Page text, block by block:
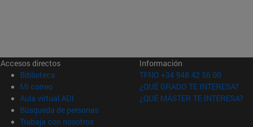
Accesos directos
Biblioteca (abre en nueva ventana)
Mi correo(abre en nueva ventana)
Aula virtual ADI (abre en nueva ventana)
Búsqueda de personas(abre en nueva ventana)
Trabaja con nosotros(abre en nueva ventana)
Información
TFNO +34 948 42 56 00
¿QUÉ GRADO TE INTERESA?
¿QUÉ MÁSTER TE INTERESA?